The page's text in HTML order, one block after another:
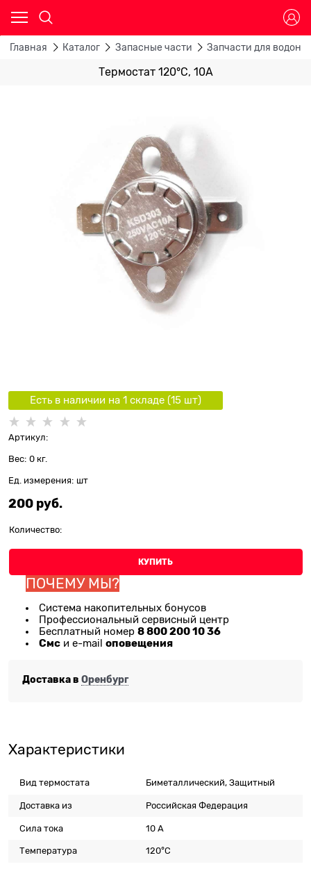
Главная Каталог Запасные части Запчасти для
Термостат 120°С, 10A
Есть в наличии на 1 складe (15шт)
Артикул:
Вес: 0 кг.
Ед. измерения: шт
200 руб.
Количество:
КУПИТЬ
ПОЧЕМУ МЫ?
Система накопительных бонусов
Профессиональный сервисный центр
Бесплатный номер 8 800 200 10 36
Смс и e-mail оповещения
Доставка в Оренбург
Характеристики
Вид термостата Биметаллический, Защитный
Доставка из Российская Федерация
Сила тока 10 А
Температура 120°С